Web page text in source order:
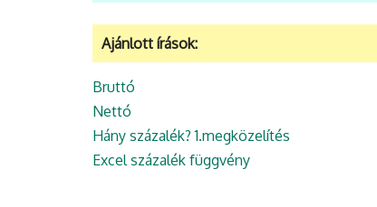
Ajánlott írások:
Bruttó
Nettó
Hány százalék? 1.megközelítés
Excel százalék függvény